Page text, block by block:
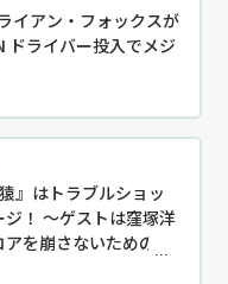
イアン・フォックスが
ドライバー投入でメジ
』はトラブルショッ
ジ！ ～ゲストは窪塚洋
を崩さないためのリ